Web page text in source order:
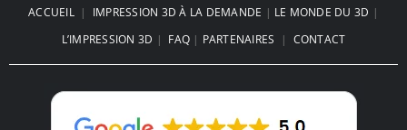
ACCUEIL| IMPRESSION 3D À LA DEMANDE | LE MONDE DU 3D |
L’IMPRESSION 3D | FAQ | PARTENAIRES | CONTACT